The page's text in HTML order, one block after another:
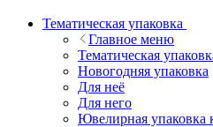
Тематическая упаковка
Главное меню
Тематическая
Новогодняя упаковка
Для неё
Для него
Ювелирная упаковка